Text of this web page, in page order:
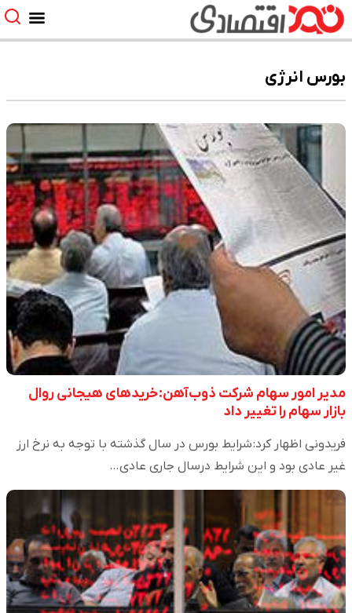
بورس انرژی
مدیر امور سهام شرکت ذوب‌آهن: خریدهای هیجانی روال
بازار سهام را تغییر داد
فریدونی اظهار کرد: شرایط بورس در سال گذشته با توجه به نرخ ارز
غیر عادی بود و این شرایط درسال جاری عادی…